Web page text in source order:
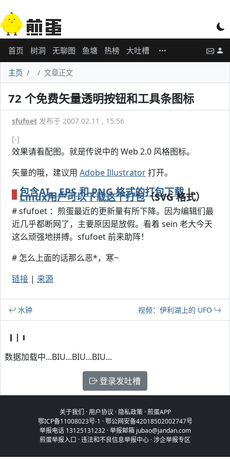
首页 树洞 无聊图 鱼塘 热榜 大吐槽
主页 文章正文
72 个免费矢量透明按钮和工具条图标
sfufoet 发布于 2007.02.11 , 15:56
[-]
效果请看配图。就是传说中的 Web 2.0 风格图标。
矢量的哦，建议用 Adobe Illustrator打开。
包含AI、EPS和 PNG 格式的打包下载|
Linux用户可以下载这个打包（SVG 格式）
# sfufoet ：煎蛋最近的更新量有所下降。因为编辑们最
近几乎都断网了，主要原因是放假。看着 sein 老大今天
这么顽强地拼搏。sfufoet 前来助阵！
# 怎么上面的话那么恶*，寒~
链接 | 来源
水钟 视频：伊利湖上的 UFO
数据加载中...BIU...BIU...BIU...
登录发吐槽
关于我们 ·用户协议 · 隐私政策·煎蛋APP
鄂ICP备11008023号-1 ·鄂公网安备42018502002747号
举报电话 13125131232 · 举报邮箱 jubao@jandan.com
煎蛋举报入口 ·违法和不良信息举报中心 ·涉企举报专区